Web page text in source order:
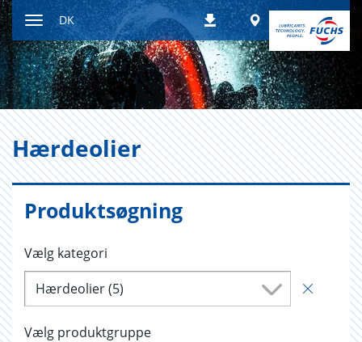
Gå
til
indhold
Skift
navigationstilstand
DownloadsWorldwide
DK
Hær­de­o­li­er
Produktsøgning
Vælg kategori
Hærdeolier (5)
Vælg produktgruppe